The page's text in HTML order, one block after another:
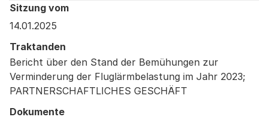
Behandelt an den folgenden Sitzungen: Informationen
Sitzung vom
14.01.2025
Traktanden
Bericht über den Stand der Bemühungen zur
Verminderung der Fluglärmbelastung im Jahr 2023;
PARTNERSCHAFTLICHES GESCHÄFT
Dokumente